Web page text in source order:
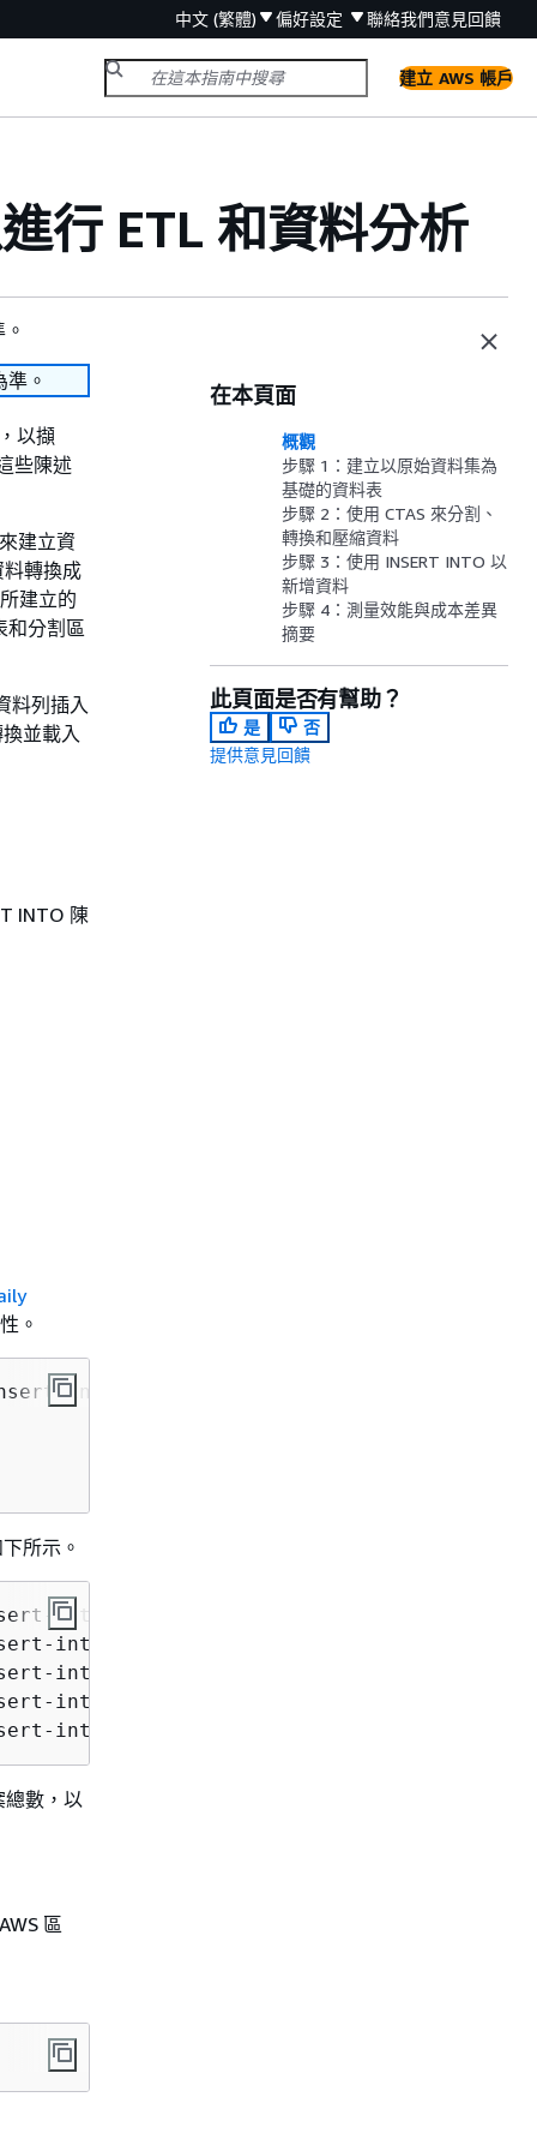
中文 (繁體) 偏好設定 聯絡我們意見回饋
建立 AWS 帳戶
行 ETL 和資料分析
。
以擷
些陳述
建立資
轉換成
建立的
和分割區
料列插入
並載入
INTO 陳
。
into-blog/
所示。
into-blog/2010.csv0000
into-blog/2010.csv0001
into-blog/2010.csv0002
into-blog/2010.csv0100
into-blog/2010.csv0101
總數，以
區
在本頁面
概觀
步驟 1：建立以原始資料集為
基礎的資料表
步驟 2：使用 CTAS 來分割、
轉換和壓縮資料
步驟 3：使用 INSERT INTO 以
新增資料
步驟 4：測量效能與成本差異
摘要
此頁面是否有幫助？
是
否
提供意見回饋